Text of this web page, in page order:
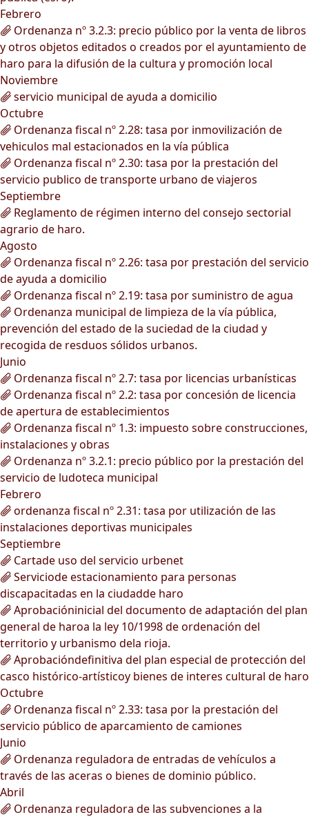
Febrero
Ordenanza nº 3.2.3: precio público por la venta de libros
y otros objetos editados o creados por el ayuntamiento de
haro para la difusión de la cultura y promoción local
Noviembre
servicio municipal de ayuda a domicilio
Octubre
Ordenanza fiscal nº 2.28: tasa por inmovilización de
vehiculos mal estacionados en la vía pública
Ordenanza fiscal nº 2.30: tasa por la prestación del
servicio publico de transporte urbano de viajeros
Septiembre
Reglamento de régimen interno del consejo sectorial
agrario de haro.
Agosto
Ordenanza fiscal nº 2.26: tasa por prestación del servicio
de ayuda a domicilio
Ordenanza fiscal nº 2.19: tasa por suministro de agua
Ordenanza municipal de limpieza de la vía pública,
prevención del estado de la suciedad de la ciudad y
recogida de resduos sólidos urbanos.
Junio
Ordenanza fiscal nº 2.7: tasa por licencias urbanísticas
Ordenanza fiscal nº 2.2: tasa por concesión de licencia
de apertura de establecimientos
Ordenanza fiscal nº 1.3: impuesto sobre construcciones,
instalaciones y obras
Ordenanza nº 3.2.1: precio público por la prestación del
servicio de ludoteca municipal
Febrero
ordenanza fiscal nº 2.31: tasa por utilización de las
instalaciones deportivas municipales
Septiembre
Cartade uso del servicio urbenet
Serviciode estacionamiento para personas
discapacitadas en la ciudadde haro
Aprobacióninicial del documento de adaptación del plan
general de haroa la ley 10/1998 de ordenación del
territorio y urbanismo dela rioja.
Aprobacióndefinitiva del plan especial de protección del
casco histórico-artísticoy bienes de interes cultural de haro
Octubre
Ordenanza fiscal nº 2.33: tasa por la prestación del
servicio público de aparcamiento de camiones
Junio
Ordenanza reguladora de entradas de vehículos a
través de las aceras o bienes de dominio público.
Abril
Ordenanza reguladora de las subvenciones a la